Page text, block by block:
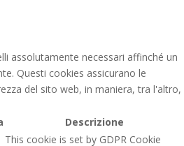
assolutamente necessari affinché un
Questi cookies assicurano le
del sito web, in maniera, tra l'altro,
Descrizione
This cookie is set by GDPR Cookie